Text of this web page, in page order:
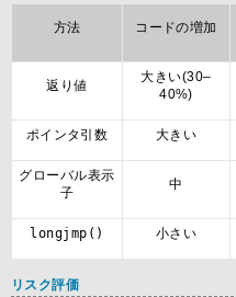
方法 コードの増加
返り値
大きい(30–
40%)
ポインタ引数 大きい
グローバル表示
子
中
longjmp() 小さい
リスク評価